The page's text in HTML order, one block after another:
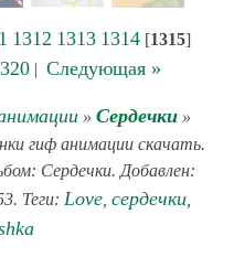
1312 1313 1314[1315]
| Следующая »
» Сердечки»
гиф анимации скачать.
Сердечки. Добавлен:
Теги: Love, сердечки,